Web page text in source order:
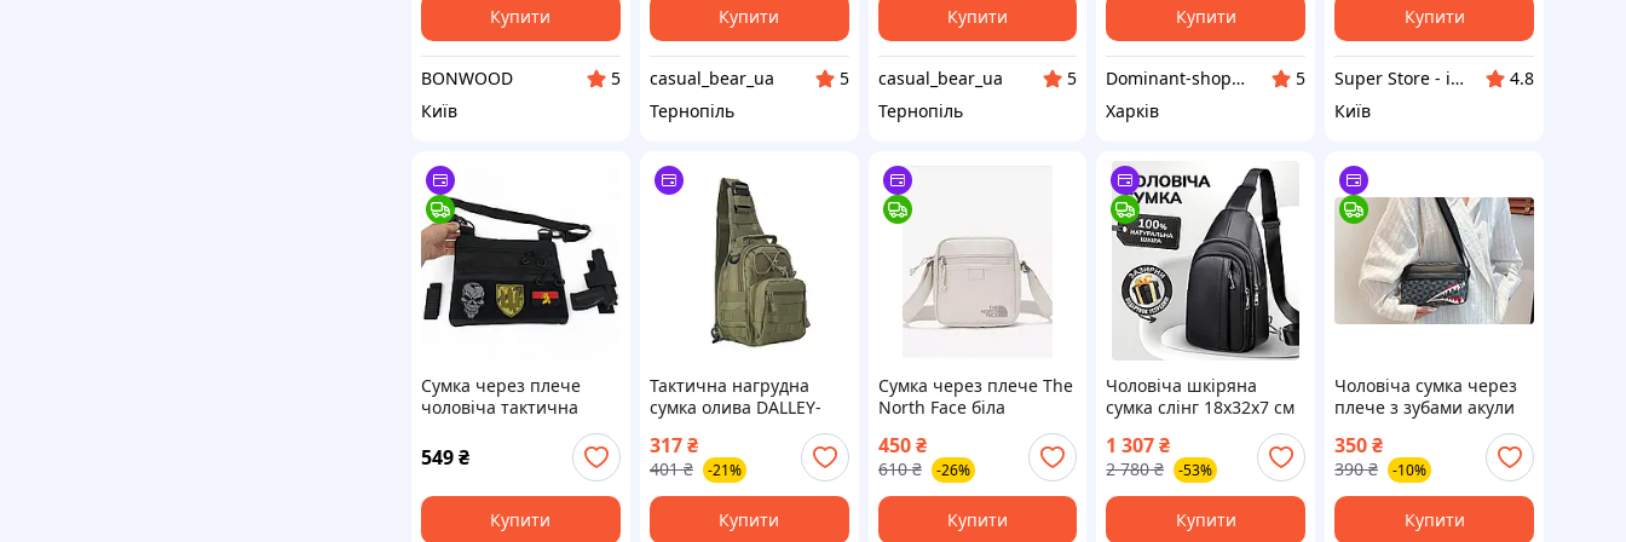
Купити
BONWOOD
5
Київ
Купити
casual_bear_ua
5
Тернопіль
Купити
casual_bear_ua
5
Тернопіль
барсеткаКупити
Dominant-shop.com.ua
5
Харків
Купити
Super Store - інтернет магазин вигідних покупок
4.8
Київ
Сумка через плече
чоловіча тактична
військова з кобурою,
барсетка наплічна,
чорна
549₴
Купити
Тактична нагрудна
сумка олива DALLEY-
через плече сумка
армійська сумки через
плече
317₴
401 ₴ -21%
Купити
Сумка через плече The
North Face біла
450 ₴
610 ₴ -26%
Купити
Чоловіча шкіряна
сумка слінг 18х32х7 см
/ нагрудний міський
рюкзак через плече,
чорний
1 307₴
2 780 ₴ -53%
Купити
Чоловіча сумка через
плече з зубами акули
350₴
390 ₴ -10%
Купити